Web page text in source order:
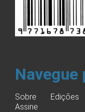
Navegue
Sobre Edições
Assine